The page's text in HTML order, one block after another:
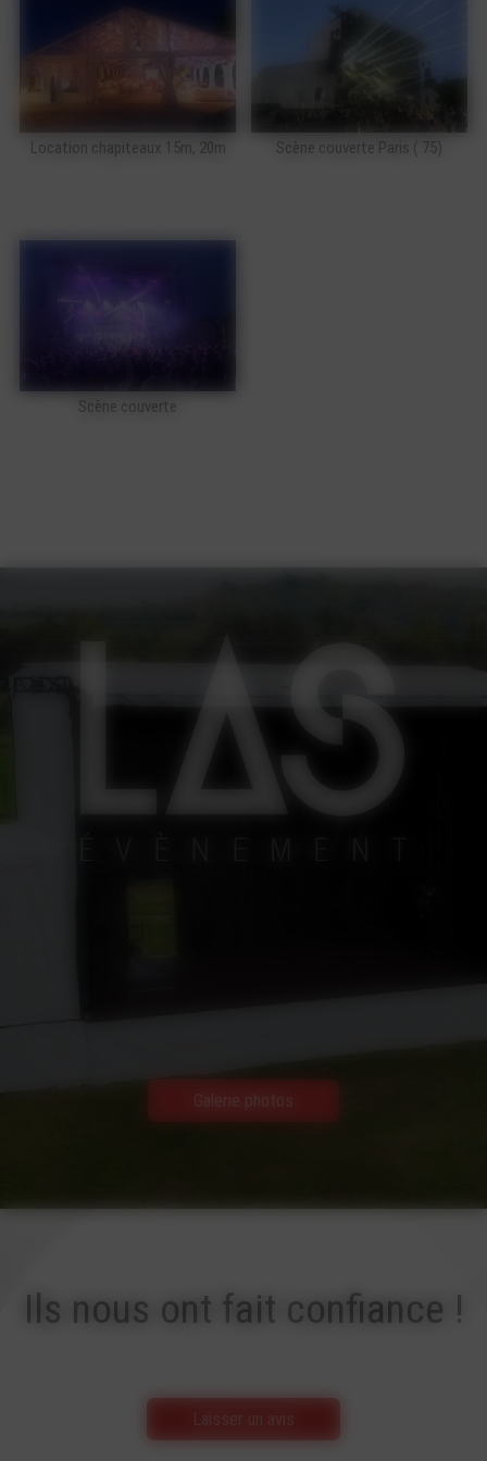
Location chapiteaux 15m, 20m Scène couverte Paris ( 75)
Scène couverte
Ils nous ont fait confiance !